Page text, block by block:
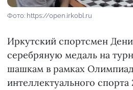
Фото: https://open.irkobl.ru
Иркутский спортсмен
серебряную медаль на
шашкам в рамках
интеллектуального